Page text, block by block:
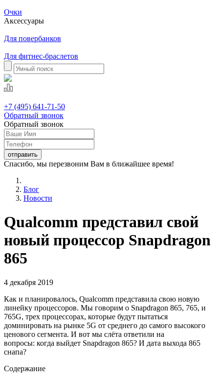
Очки
Аксессуары
Для повербанков
Для фитнес-браслетов
+7 (495) 641-71-50
Обратный звонок
Обратный звонок
Спасибо, мы перезвоним Вам в ближайшее время!
Блог
Новости
Qualcomm представил свой
новый процессор Snapdragon
865
4 декабря 2019
Как и планировалось, Qualcomm представила свою новую
линейку процессоров. Мы говорим о Snapdragon 865, 765, и
765G, трех процессорах, которые будут пытаться
доминировать на рынке 5G от среднего до самого высокого
ценового сегмента. И вот мы слёта ответили на
вопросы: когда выйдет Snapdragon 865? И дата выхода 865
снапа?
Содержание